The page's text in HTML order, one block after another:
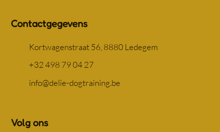
Contactgegevens
Kortwagenstraat 56, 8880 Ledegem
+32 498 79 04 27
info@delie-dogtraining.be
Volg ons